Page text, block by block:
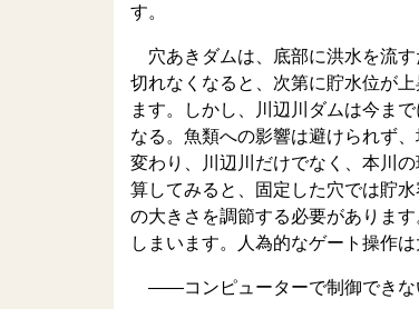
す。
穴あきダムは、底部に洪水を流す
切れなくなると、次第に貯水位が
ます。しかし、川辺川ダムは今ま
なる。魚類への影響は避けられず
変わり、川辺川だけでなく、本川
算してみると、固定した穴では貯
の大きさを調節する必要がありま
しまいます。人為的なゲート操作は
――コンピューターで制御できな